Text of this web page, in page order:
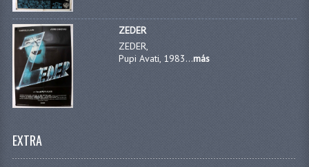
ZEDER
ZEDER,
Pupi Avati, 1983...más
EXTRA